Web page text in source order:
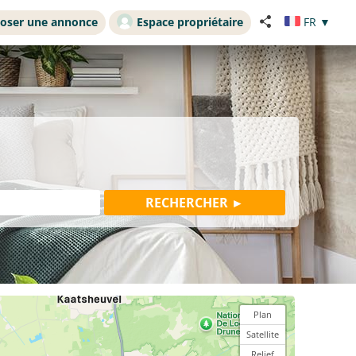
une annonce Espace propriétaire FR ▼
Plan
Satellite